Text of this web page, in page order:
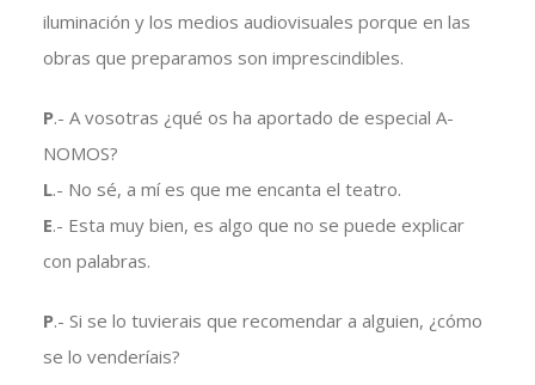
iluminación y los medios audiovisuales porque en las
obras que preparamos son imprescindibles.
P.- A vosotras ¿qué os ha aportado de especial A-
NOMOS?
L.- No sé, a mí es que me encanta el teatro.
E.- Esta muy bien, es algo que no se puede explicar
con palabras.
P.- Si se lo tuvierais que recomendar a alguien, ¿cómo
se lo venderíais?